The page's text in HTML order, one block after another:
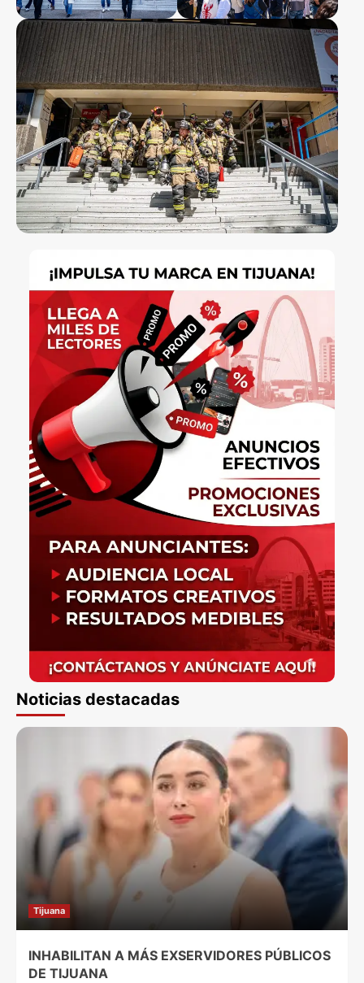
Noticias destacadas
Tijuana
INHABILITAN A MÁS EXSERVIDORES PÚBLICOS
DE TIJUANA